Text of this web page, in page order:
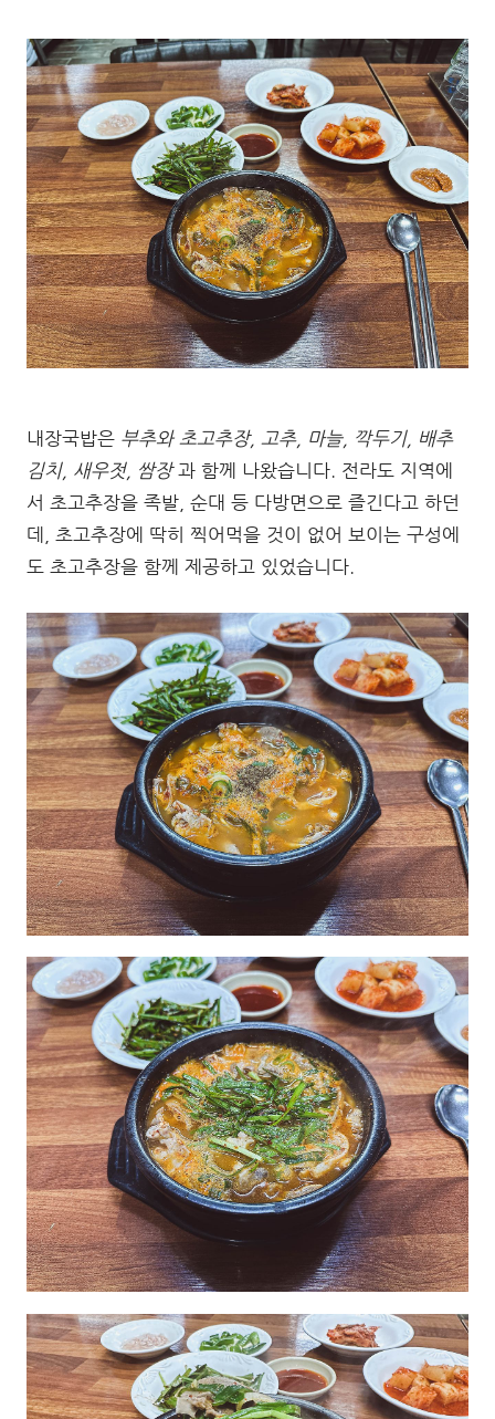
내장국밥은 부추와 초고추장, 고추, 마늘, 깍두기, 배추
김치, 새우젓, 쌈장과 함께 나왔습니다. 전라도 지역에
서 초고추장을 족발, 순대 등 다방면으로 즐긴다고 하던
데, 초고추장에 딱히 찍어먹을 것이 없어 보이는 구성에
도 초고추장을 함께 제공하고 있었습니다.